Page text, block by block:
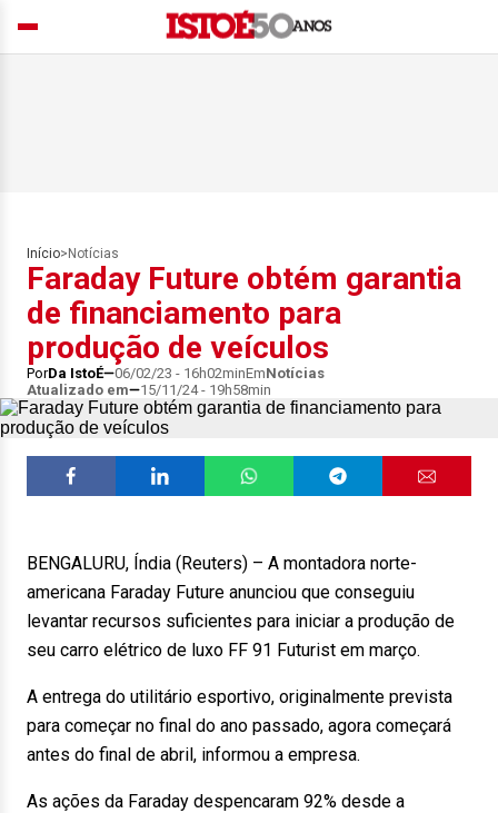
Início> Notícias
Faraday Future obtém garantia
de financiamento para
produção de veículos
PorDa IstoÉ 06/02/23 - 16h02minEmNotícias
Atualizado em
15/11/24 - 19h58min
BENGALURU, Índia (Reuters) – A montadora norte-
americana Faraday Future anunciou que conseguiu
levantar recursos suficientes para iniciar a produção de
seu carro elétrico de luxo FF 91 Futurist em março.
A entrega do utilitário esportivo, originalmente prevista
para começar no final do ano passado, agora começará
antes do final de abril, informou a empresa.
As ações da Faraday despencaram 92% desde a